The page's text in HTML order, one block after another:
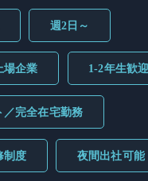
週2日～
場企業 1-2年生歓迎
／完全在宅勤務
制度 夜間出社可能